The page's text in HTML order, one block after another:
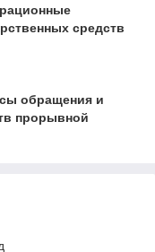
средств
обращения и
прорывной